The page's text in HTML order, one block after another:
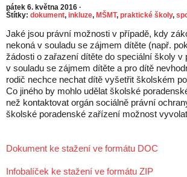
pátek 6. května 2016 ·
Štítky: dokument, inkluze, MŠMT, praktické školy,
Jaké jsou právní možnosti v případě, kdy
nekoná v souladu se zájmem dítěte (např.
žádosti o zařazení dítěte do speciální školy v
v souladu se zájmem dítěte a pro dítě
rodič nechce nechat dítě vyšetřit školském
Co jiného by mohlo udělat školské
než kontaktovat orgán sociálně právní
školské poradenské zařízení možnost
Dokument ke stažení ve formátu DOC
Infobalíček ke stažení ve formátu ZIP